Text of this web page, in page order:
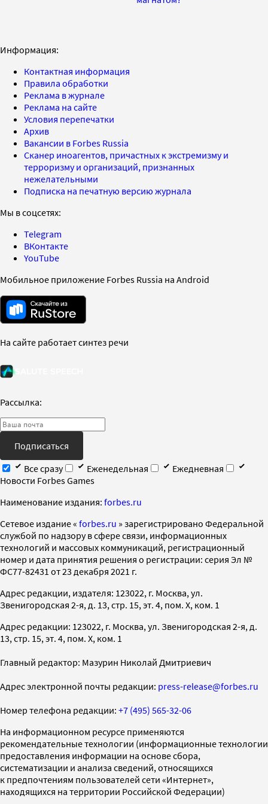
Информация:
Контактная информация
Правила обработки
Реклама в журнале
Реклама на сайте
Условия перепечатки
Архив
Вакансии в Forbes Russia
Сканер иноагентов, причастных к экстремизму и
терроризму и организаций, признанных
нежелательными
Подписка на печатную версию журнала
Мы в соцсетях:
Telegram
ВКонтакте
YouTube
Мобильное приложение Forbes Russia на Android
На сайте работает синтез речи
Рассылка:
Подписаться
Все сразу
Еженедельная
Ежедневная
Новости Forbes Games
Наименование издания: forbes.ru
Cетевое издание « forbes.ru » зарегистрировано Федеральной
службой по надзору в сфере связи, информационных
технологий и массовых коммуникаций, регистрационный
номер и дата принятия решения о регистрации: серия Эл №
ФС77-82431 от 23 декабря 2021 г.
Адрес редакции, издателя: 123022, г. Москва, ул.
Звенигородская 2-я, д. 13, стр. 15, эт. 4, пом. X, ком. 1
Адрес редакции: 123022, г. Москва, ул. Звенигородская 2-я, д.
13, стр. 15, эт. 4, пом. X, ком. 1
Главный редактор: Мазурин Николай Дмитриевич
Адрес электронной почты редакции: press-release@forbes.ru
Номер телефона редакции: +7 (495) 565-32-06
На информационном ресурсе применяются
рекомендательные технологии (информационные технологии
предоставления информации на основе сбора,
систематизации и анализа сведений, относящихся
к предпочтениям пользователей сети «Интернет»,
находящихся на территории Российской Федерации)